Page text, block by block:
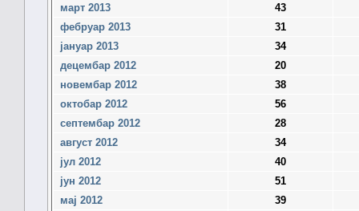
март 2013
43
фебруар 2013
31
јануар 2013
34
децембар 2012
20
новембар 2012
38
октобар 2012
56
септембар 2012
28
август 2012
34
јул 2012
40
јун 2012
51
мај 2012
39